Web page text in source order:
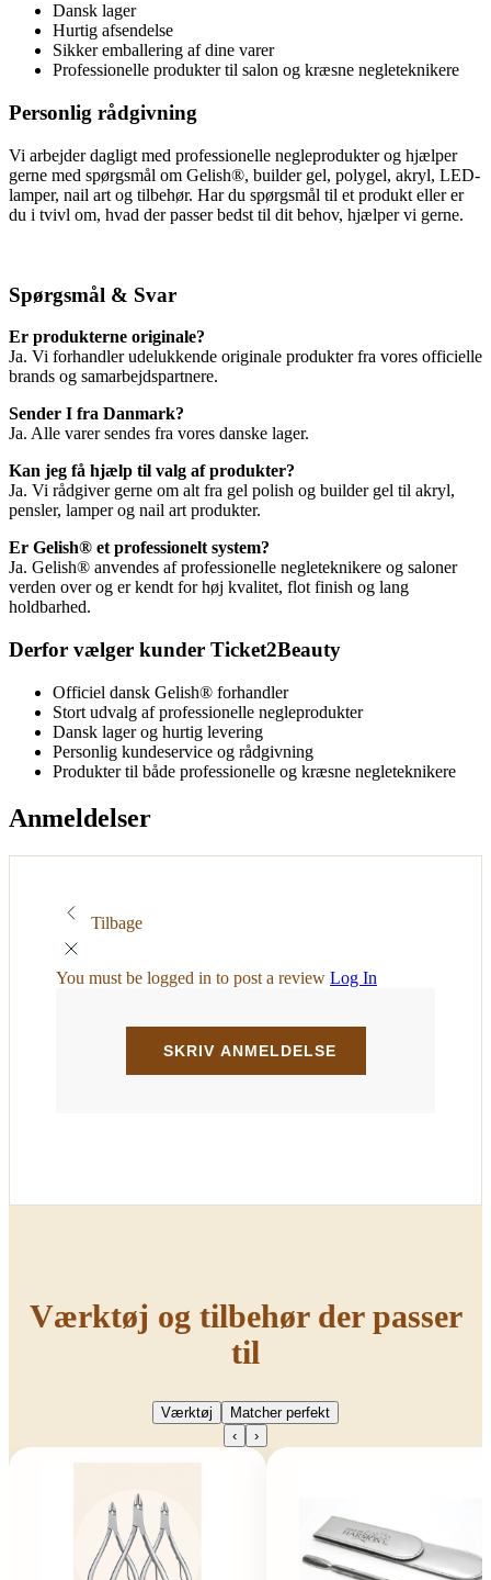
Dansk lager
Hurtig afsendelse
Sikker emballering af dine varer
Professionelle produkter til salon og kræsne negleteknikere
Personlig rådgivning
Vi arbejder dagligt med professionelle negleprodukter og hjælper
gerne med spørgsmål om Gelish®, builder gel, polygel, akryl, LED-
lamper, nail art og tilbehør. Har du spørgsmål til et produkt eller er
du i tvivl om, hvad der passer bedst til dit behov, hjælper vi gerne.
Spørgsmål & Svar
Er produkterne originale?
Ja. Vi forhandler udelukkende originale produkter fra vores officielle
brands og samarbejdspartnere.
Sender I fra Danmark?
Ja. Alle varer sendes fra vores danske lager.
Kan jeg få hjælp til valg af produkter?
Ja. Vi rådgiver gerne om alt fra gel polish og builder gel til akryl,
pensler, lamper og nail art produkter.
Er Gelish® et professionelt system?
Ja. Gelish® anvendes af professionelle negleteknikere og saloner
verden over og er kendt for høj kvalitet, flot finish og lang
holdbarhed.
Derfor vælger kunder Ticket2Beauty
Officiel dansk Gelish® forhandler
Stort udvalg af professionelle negleprodukter
Dansk lager og hurtig levering
Personlig kundeservice og rådgivning
Produkter til både professionelle og kræsne negleteknikere
Anmeldelser
Tilbage
You must be logged in to post a review Log In
Værktøj og tilbehør der passer
til
Værktøj
Matcher perfekt
‹
›